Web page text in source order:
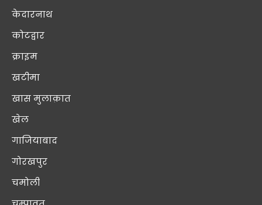
केदारनाथ
कोटद्वार
क्राइम
खटीमा
खास मुलाक़ात
खेल
गाजियाबाद
गोरखपुर
चमोली